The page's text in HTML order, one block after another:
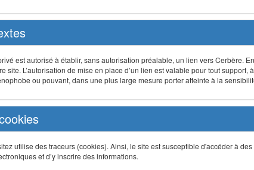
est autorisé à établir, sans autorisation préalable, un lien vers Cerbère.
site. L’autorisation de mise en place d’un lien est valable pour tout
ou pouvant, dans une plus large mesure porter atteinte à la
utilise des traceurs (cookies). Ainsi, le site est susceptible d'accéder à
et d’y inscrire des informations.